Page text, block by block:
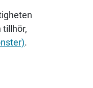
tillhör,
.